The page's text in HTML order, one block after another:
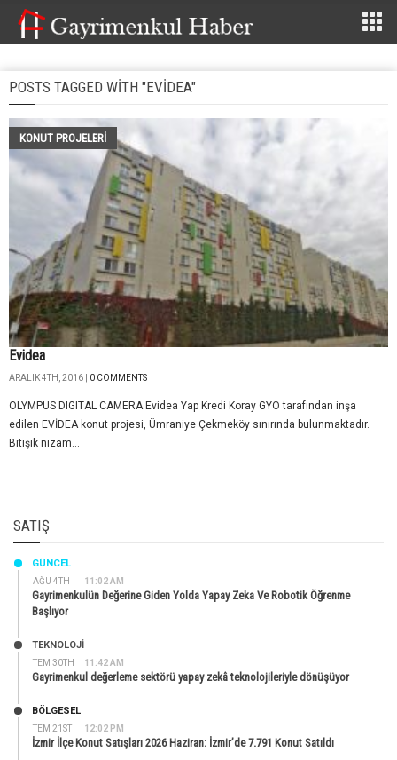
POSTS TAGGED WITH "EVIDEA"
KONUT PROJELERI
Evidea
ARALIK 4TH, 2016 | 0 COMMENTS
OLYMPUS DIGITAL CAMERA Evidea Yap Kredi Koray GYO tarafından inşa
edilen EVİDEA konut projesi, Ümraniye Çekmeköy sınırında bulunmaktadır.
Bitişik nizam...
SATIŞ
AĞU 4TH 11:02 AM
GÜNCEL
Gayrimenkulün Değerine Giden Yolda Yapay Zeka Ve Robotik Öğrenme
Başlıyor
TEM 30TH 11:42 AM
TEKNOLOJİ
Gayrimenkul değerleme sektörü yapay zekâ teknolojileriyle dönüşüyor
TEM 21ST 12:02 PM
BÖLGESEL
İzmir İlçe Konut Satışları 2026 Haziran: İzmir’de 7.791 Konut Satıldı